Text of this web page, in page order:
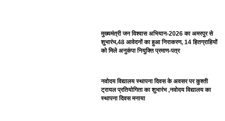
मुख्यमंत्री जन विश्वास अभियान-2026 का अमरपुर से
शुभारंभ,48 आवेदनों का हुआ निराकरण, 14 हितग्राहियों
को मिले अनुकंपा नियुक्ति प्रमाण-पत्र
नवोदय विद्यालय स्थापना दिवस के अवसर पर कुश्ती
ट्रायल प्रतियोगिता का शुभारंभ ,नवोदय विद्यालय का
स्थापना दिवस मनाया